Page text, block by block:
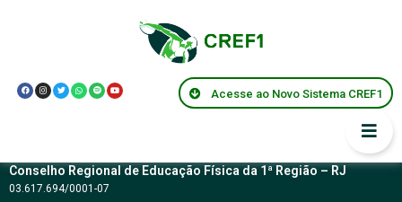
Acesse ao Novo Sistema CREF1
Resolução CREF1
125/2022
Conselho Regional de Educação Física da 1ª Região – RJ
03.617.694/0001-07